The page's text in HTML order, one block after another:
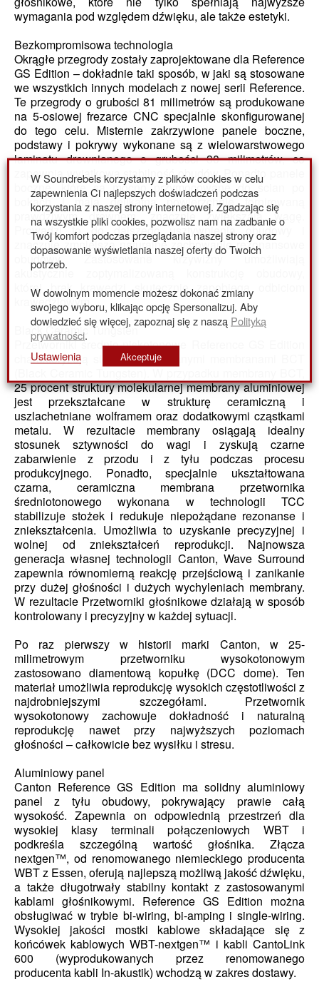
wymagania pod względem dźwięku, ale także estetyki.
Bezkompromisowa technologia
Okrągłe przegrody zostały zaprojektowane dla Reference
GS Edition – dokładnie taki sposób, w jaki są stosowane
we wszystkich innych modelach z nowej serii Reference.
Te przegrody o grubości 81 milimetrów są produkowane
na 5-osiowej frezarce CNC specjalnie skonfigurowanej
do tego celu. Misternie zakrzywione panele boczne,
podstawy i pokrywy wykonane są z wielowarstwowego
laminatu drewnianego o grubości 30 milimetrów, co
zapewnia wyjątkową stabilność obudów. Ponadto panele
boczne, które są mocno przymocowane do ścian po
bokach i mają delikatną powierzchnię fornirowaną
prawdziwym drewnem, znacznie zwiększają wagę.
Prowadzi to do dalszego usztywnienia obudowy i
znacznie zmniejsza naturalne zachowanie rezonansowe
obudowy. Zastosowane krzywizny umożliwiają
akustycznie zoptymalizowaną konstrukcję obudowy,
której brak krawędzi skutecznie zapobiega odbiciom
krawędziowym.
Black Ceramic Tungsten
Przetworniki średnio-niskotonowe Reference GS Edition
charakteryzują się zaawansowanymi membranami BCT
25 procent struktury molekularnej membrany aluminiowej
jest przekształcane w strukturę ceramiczną i
uszlachetniane wolframem oraz dodatkowymi cząstkami
metalu. W rezultacie membrany osiągają idealny
stosunek sztywności do wagi i zyskują czarne
zabarwienie z przodu i z tyłu podczas procesu
produkcyjnego. Ponadto, specjalnie ukształtowana
czarna, ceramiczna membrana przetwornika
średniotonowego wykonana w technologii TCC
stabilizuje stożek i redukuje niepożądane rezonanse i
zniekształcenia. Umożliwia to uzyskanie precyzyjnej i
wolnej od zniekształceń reprodukcji. Najnowsza
generacja własnej technologii Canton, Wave Surround
zapewnia równomierną reakcję przejściową i zanikanie
przy dużej głośności i dużych wychyleniach membrany.
W rezultacie Przetworniki głośnikowe działają w sposób
kontrolowany i precyzyjny w każdej sytuacji.
Po raz pierwszy w historii marki Canton, w 25-
milimetrowym przetworniku wysokotonowym
zastosowano diamentową kopułkę (DCC dome). Ten
materiał umożliwia reprodukcję wysokich częstotliwości z
najdrobniejszymi szczegółami. Przetwornik
wysokotonowy zachowuje dokładność i naturalną
reprodukcję nawet przy najwyższych poziomach
głośności – całkowicie bez wysiłku i stresu.
Aluminiowy panel
Canton Reference GS Edition ma solidny aluminiowy
panel z tyłu obudowy, pokrywający prawie całą
wysokość. Zapewnia on odpowiednią przestrzeń dla
wysokiej klasy terminali połączeniowych WBT i
podkreśla szczególną wartość głośnika. Złącza
nextgen™, od renomowanego niemieckiego producenta
WBT z Essen, oferują najlepszą możliwą jakość dźwięku,
a także długotrwały stabilny kontakt z zastosowanymi
kablami głośnikowymi. Reference GS Edition można
obsługiwać w trybie bi-wiring, bi-amping i single-wiring.
Wysokiej jakości mostki kablowe składające się z
końcówek kablowych WBT-nextgen™ i kabli CantoLink
600 (wyprodukowanych przez renomowanego
producenta kabli In-akustik) wchodzą w zakres dostawy.
W Soundrebels korzystamy z plików cookies w celu
zapewnienia Ci najlepszych doświadczeń podczas
korzystania z naszej strony internetowej. Zgadzając się
na wszystkie pliki cookies, pozwolisz nam na zadbanie o
Twój komfort podczas przeglądania naszej strony oraz
dopasowanie wyświetlania naszej oferty do Twoich
potrzeb.
W dowolnym momencie możesz dokonać zmiany
swojego wyboru, klikając opcję Spersonalizuj. Aby
dowiedzieć się więcej, zapoznaj się z naszą Polityką
prywatności.
Ustawienia
Akceptuje